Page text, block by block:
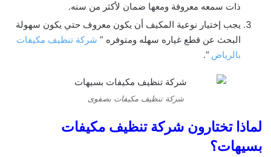
ذات سمعه معروفة ومعها ضمان لأكثر من سنه.
يجب إختيار نوعية المكيف أن يكون معروف حتي يكون سهولة
البحث عن قطع غياره سهله ومتوفره ” شركة تنظيف مكيفات
بالرياض “.
شركة تنظيف مكيفات بصفوى
لماذا تختارون شركة تنظيف مكيفات
بسيهات؟